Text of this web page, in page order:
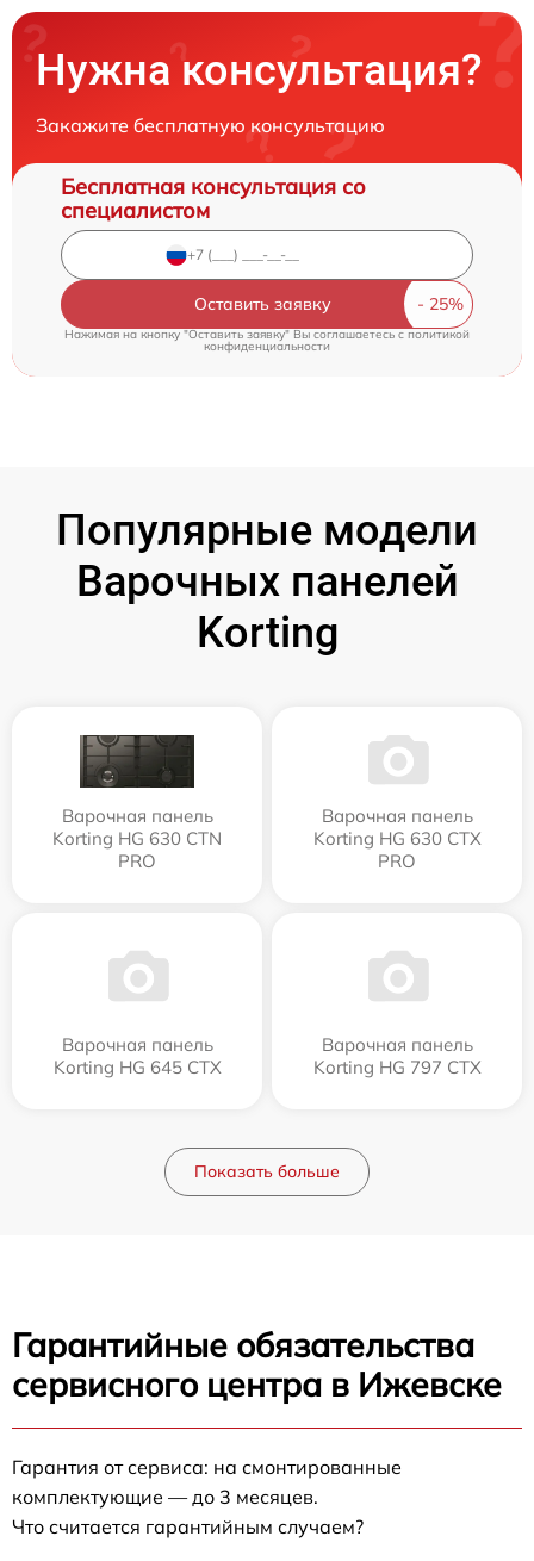
Нужна консультация?
Закажите бесплатную консультацию
Бесплатная консультация со
специалистом
Оставить заявку
Нажимая на кнопку "Оставить заявку" Вы соглашаетесь cполитикой
конфиденциальности
Популярные модели
Варочных панелей
Korting
Варочная панель
Korting HG 630 CTN
PRO
Варочная панель
Korting HG 630 CTX
PRO
Варочная панель
Korting HG 645 CTX
Варочная панель
Korting HG 797 CTX
Показать больше
Гарантийные обязательства
сервисного центра в Ижевске
Гарантия от сервиса: на смонтированные
комплектующие — до 3 месяцев.
Что считается гарантийным случаем?